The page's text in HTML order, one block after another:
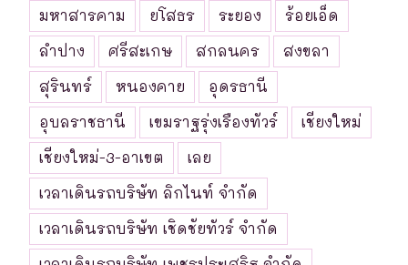
มหาสารคาม
ยโสธร ระยอง
ร้อยเอ็ด
ลำปาง
ศรีสะเกษ สกลนคร
สงขลา
สุรินทร์
หนองคาย
อุดรธานี
อุบลราชธานี
เขมราฐรุ่งเรืองทัวร์
เชียงใหม่
เชียงใหม่-3-อาเขต
เลย
เวลาเดินรถบริษัท ลิกไนท์ จำกัด
เวลาเดินรถบริษัท เชิดชัยทัวร์ จำกัด